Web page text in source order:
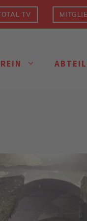
TV